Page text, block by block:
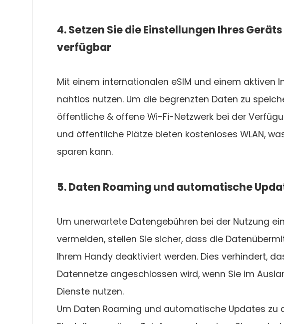
4. Setzen Sie die Einstellungen Ihres
verfügbar
Mit einem internationalen eSIM und einem aktiven
nahtlos nutzen. Um die begrenzten Daten zu
öffentliche & offene Wi-Fi-Netzwerk bei der
und öffentliche Plätze bieten kostenloses WLAN,
sparen kann.
5. Daten Roaming und automatische
Um unerwartete Datengebühren bei der Nutzung
vermeiden, stellen Sie sicher, dass die
Ihrem Handy deaktiviert werden. Dies verhindert,
Datennetze angeschlossen wird, wenn Sie im
Dienste nutzen.
Um Daten Roaming und automatische Updates zu